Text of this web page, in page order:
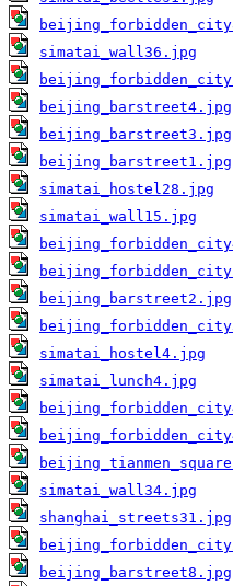
simatai_wall36.jpg
beijing_barstreet4.jpg
beijing_barstreet3.jpg
beijing_barstreet1.jpg
simatai_hostel28.jpg
simatai_wall15.jpg
beijing_barstreet2.jpg
simatai_hostel4.jpg
simatai_lunch4.jpg
simatai_wall34.jpg
shanghai_streets31.jpg
beijing_barstreet8.jpg